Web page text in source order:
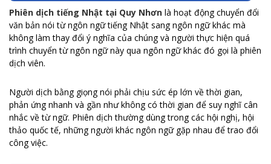
Phiên dịch tiếng Nhật tại Quy Nhơn là hoạt động chuyển đổi
văn bản nói từ ngôn ngữ tiếng Nhật sang ngôn ngữ khác mà
không làm thay đổi ý nghĩa của chúng và người thực hiện quá
trình chuyển từ ngôn ngữ này qua ngôn ngữ khác đó gọi là phiên
dịch viên.
Người dịch bằng giọng nói phải chịu sức ép lớn về thời gian,
phản ứng nhanh và gần như không có thời gian để suy nghĩ cân
nhắc về từ ngữ. Phiên dịch thường dùng trong các hội nghị, hội
thảo quốc tế, những người khác ngôn ngữ gặp nhau để trao đổi
công việc.